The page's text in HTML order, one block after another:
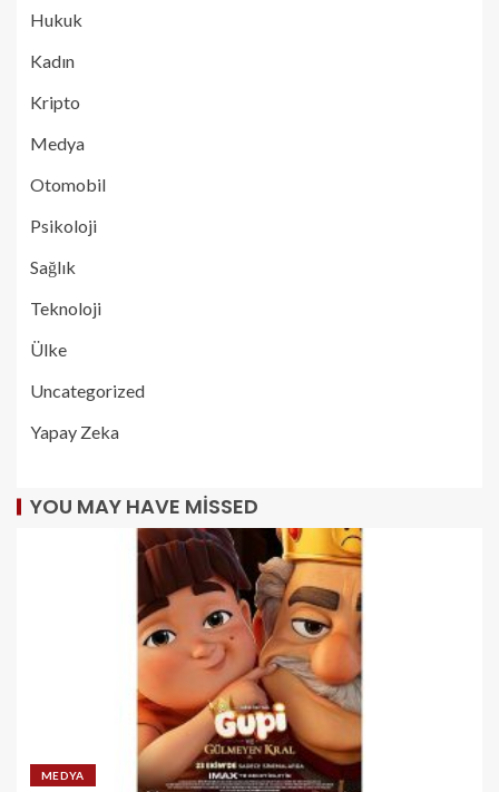
Hukuk
Kadın
Kripto
Medya
Otomobil
Psikoloji
Sağlık
Teknoloji
Ülke
Uncategorized
Yapay Zeka
YOU MAY HAVE MISSED
MEDYA